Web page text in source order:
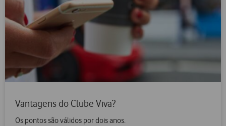
Vantagens do Clube Viva?
Os pontos são válidos por dois anos.